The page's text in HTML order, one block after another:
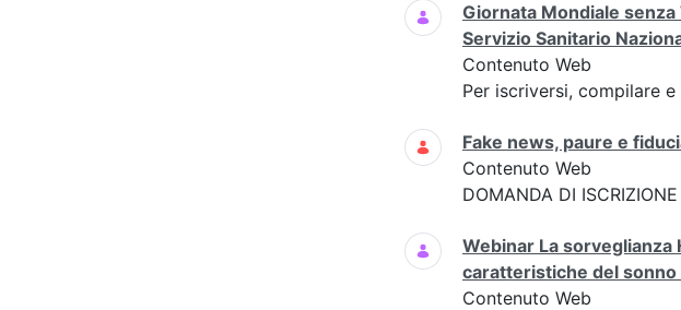
Giornata Mondiale
Servizio Sanitario
Contenuto Web
Per iscriversi, compilare
Fake news, paure e
Contenuto Web
DOMANDA DI
Webinar La sorveglianza
caratteristiche del
Contenuto Web